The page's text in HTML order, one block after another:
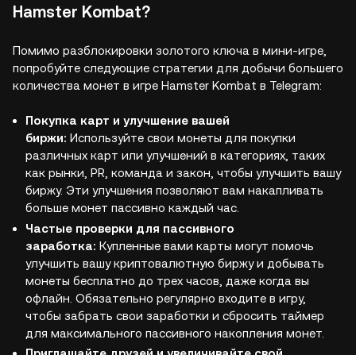
Hamster Kombat?
Помимо разблокировки золотого ключа в мини-игре,
попробуйте следующие стратегии для добычи большего
количества монет в игре Hamster Kombat в Telegram:
Покупка карт и улучшение вашей
биржи: Используйте свои монеты для покупки
различных карт или улучшений в категориях, таких
как рынки, PR, команда и закон, чтобы улучшить вашу
биржу. Эти улучшения позволяют вам накапливать
больше монет пассивно каждый час.
Частые проверки для пассивного
заработка: Купленные вами карты могут помочь
улучшить вашу криптовалютную биржу и добывать
монеты бесплатно до трех часов, даже когда вы
офлайн. Обязательно регулярно входите в игру,
чтобы забрать свои заработки и сбросить таймер
для максимального пассивного накопления монет.